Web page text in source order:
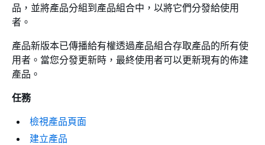
品，並將產品分組到產品組合中，以將它們分發給使用
者。
產品新版本已傳播給有權透過產品組合存取產品的所有使
用者。當您分發更新時，最終使用者可以更新現有的佈建
產品。
任務​
檢視產品頁面
建立產品